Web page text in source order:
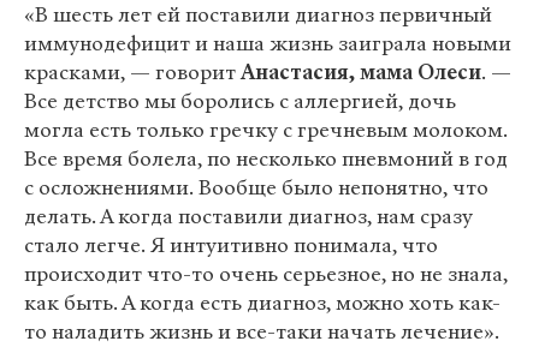
«В шесть лет ей поставили диагноз первичный
иммунодефицит и наша жизнь заиграла новыми
красками, — говоритАнастасия, мама Олеси. —
Все детство мы боролись с аллергией, дочь
могла есть только гречку с гречневым молоком.
Все время болела, по несколько пневмоний в год
с осложнениями. Вообще было непонятно, что
делать. А когда поставили диагноз, нам сразу
стало легче. Я интуитивно понимала, что
происходит что-то очень серьезное, но не знала,
как быть. А когда есть диагноз, можно хоть как-
то наладить жизнь и все-таки начать лечение».